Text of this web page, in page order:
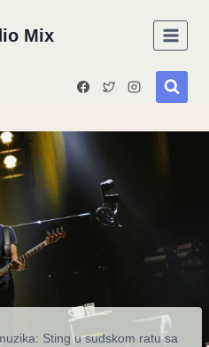
Mix
Sting u sudskom ratu sa